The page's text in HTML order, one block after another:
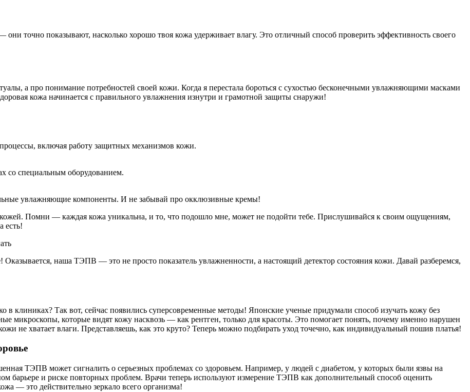
точно показывают, насколько хорошо твоя кожа удерживает влагу. Это отличный способ проверить эффективность своего
а про понимание потребностей своей кожи. Когда я перестала бороться с сухостью бесконечными увлажняющими масками
кожа начинается с правильного увлажнения изнутри и грамотной защиты снаружи!
включая работу защитных механизмов кожи.
со специальным оборудованием.
увлажняющие компоненты. И не забывай про окклюзивные кремы!
Помни — каждая кожа уникальна, и то, что подошло мне, может не подойти тебе. Прислушивайся к своим ощущениям,
есть!
Оказывается, наша ТЭПВ — это не просто показатель увлажненности, а настоящий детектор состояния кожи. Давай разберемся,
клиниках? Так вот, сейчас появились суперсовременные методы! Японские ученые придумали способ изучать кожу без
микроскопы, которые видят кожу насквозь — как рентген, только для красоты. Это помогает понять, почему именно нарушен
не хватает влаги. Представляешь, как это круто? Теперь можно подбирать уход точечно, как индивидуальный пошив платья!
ТЭПВ может сигналить о серьезных проблемах со здоровьем. Например, у людей с диабетом, у которых были язвы на
барьере и риске повторных проблем. Врачи теперь используют измерение ТЭПВ как дополнительный способ оценить
— это действительно зеркало всего организма!